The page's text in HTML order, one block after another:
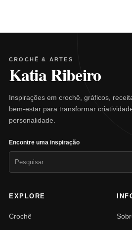
CROCHÊ & ARTES
Katia Ribeiro
Inspirações em crochê, gráficos,
bem-estar para transformar
personalidade.
Encontre uma inspiração
EXPLORE
Crochê